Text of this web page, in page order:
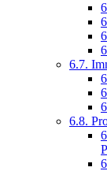
6.7.
6.8.